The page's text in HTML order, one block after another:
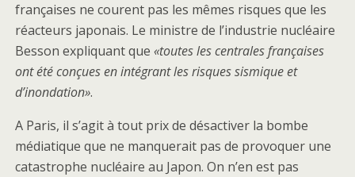
françaises ne courent pas les mêmes risques que les
réacteurs japonais. Le ministre de l’industrie nucléaire
Besson expliquant que «toutes les centrales françaises
ont été conçues en intégrant les risques sismique et
d’inondation».
A Paris, il s’agit à tout prix de désactiver la bombe
médiatique que ne manquerait pas de provoquer une
catastrophe nucléaire au Japon. On n’en est pas